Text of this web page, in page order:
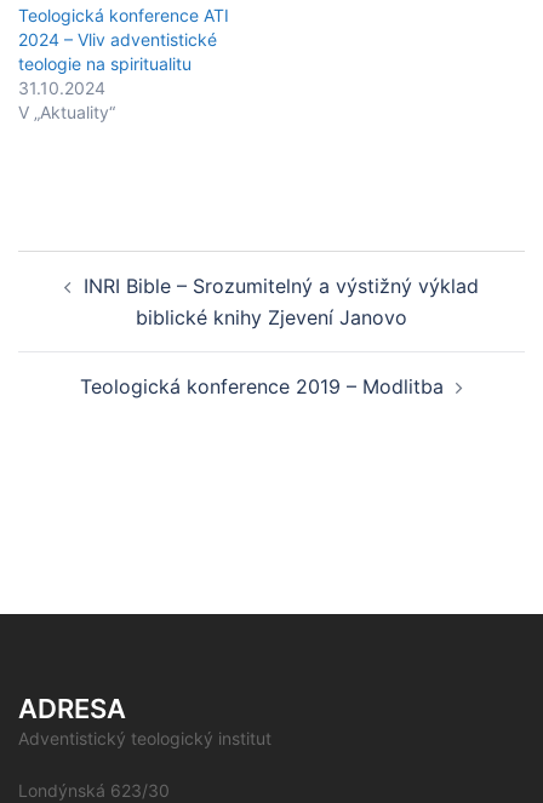
Teologická konference ATI
2024 – Vliv adventistické
teologie na spiritualitu
31.10.2024
V „Aktuality“
navigation
INRI Bible – Srozumitelný a výstižný výklad
biblické knihy Zjevení Janovo
Teologická konference 2019 – Modlitba
ADRESA
Adventistický teologický institut
Londýnská 623/30